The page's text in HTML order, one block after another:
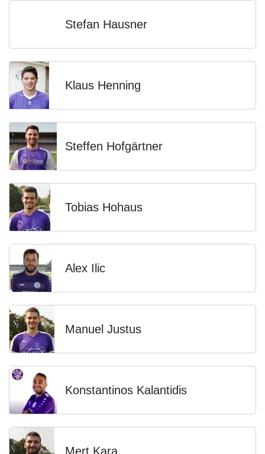
Stefan Hausner
Klaus Henning
Steffen Hofgärtner
Tobias Hohaus
Alex Ilic
Manuel Justus
Konstantinos Kalantidis
Mert Kara